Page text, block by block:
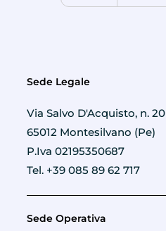
Sede Legale
Via Salvo D'Acquisto, n. 20
65012 Montesilvano (Pe)
P.Iva 02195350687
Tel. +39 085 89 62 717
Sede Operativa